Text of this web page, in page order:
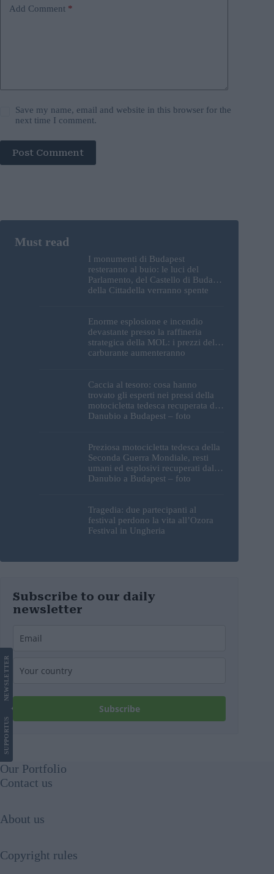
Add Comment *
Save my name, email and website in this browser for the
next time I comment.
Post Comment
I monumenti di Budapest
resteranno al buio: le luci del
Parlamento, del Castello di Buda e
della Cittadella verranno spente
Enorme esplosione e incendio
devastante presso la raffineria
strategica della MOL: i prezzi del
carburante aumenteranno
Caccia al tesoro: cosa hanno
trovato gli esperti nei pressi della
motocicletta tedesca recuperata dal
Danubio a Budapest – foto
Preziosa motocicletta tedesca della
Seconda Guerra Mondiale, resti
umani ed esplosivi recuperati dal
Danubio a Budapest – foto
Tragedia: due partecipanti al
festival perdono la vita all’Ozora
Festival in Ungheria
Subscribe to our daily
newsletter
Subscribe
SUPPORT
US
NEWS
LETTER
Our Portfolio
Contact us
About us
Copyright rules